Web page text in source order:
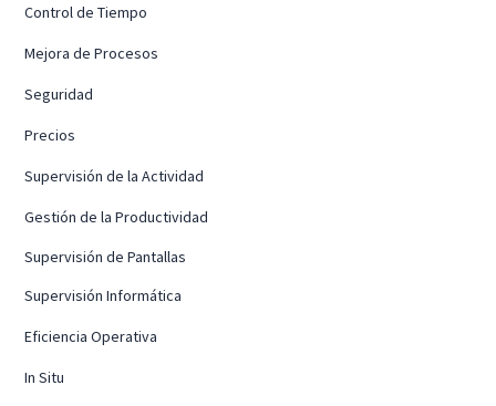
Control de Tiempo
Mejora de Procesos
Seguridad
Precios
Supervisión de la Actividad
Gestión de la Productividad
Supervisión de Pantallas
Supervisión Informática
Eficiencia Operativa
In Situ